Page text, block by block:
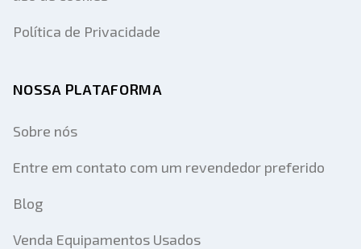
Política de Privacidade
NOSSA PLATAFORMA
Sobre nós
Entre em contato com um revendedor preferido
Blog
Venda Equipamentos Usados